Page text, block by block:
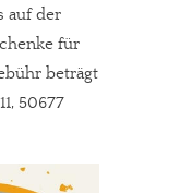
auf der
für
beträgt
50677